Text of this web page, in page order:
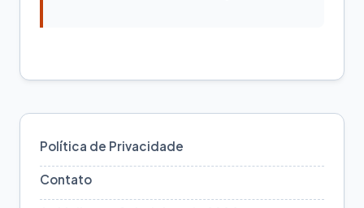
Política de Privacidade
Contato